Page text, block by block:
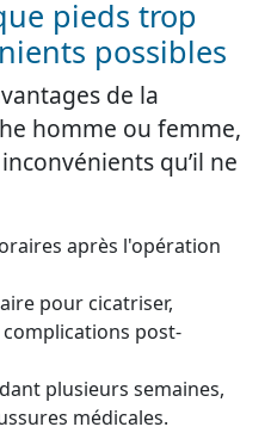
pieds trop
possibles
de la
homme ou femme,
qu’il ne
après l'opération
pour cicatriser,
post-
plusieurs semaines,
médicales.